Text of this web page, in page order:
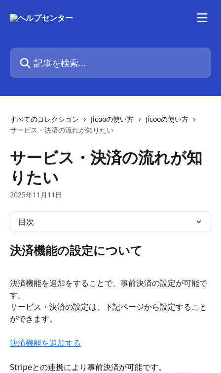
記事を検索...
すべてのコレクション Jicooの使い方
Jicooの使い方
サービス・決済の流れが知りたい
サービス・決済の流れが知
りたい
2025年11月11日
目次
決済機能の設定について
決済機能を追加をすることで、事前決済の設定が可能で
す。
サービス・決済の設定は、下記ページから設定すること
ができます。
決済機能を追加する
Stripeとの連携により事前決済が可能です。